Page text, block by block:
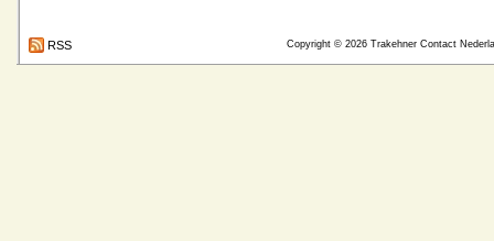
Copyright © 2026 Trakehner Contact
RSS